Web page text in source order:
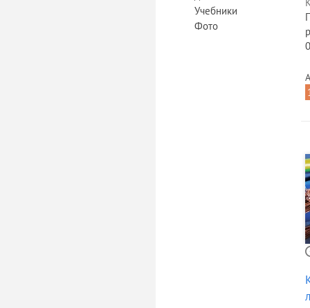
Учебники
Фото